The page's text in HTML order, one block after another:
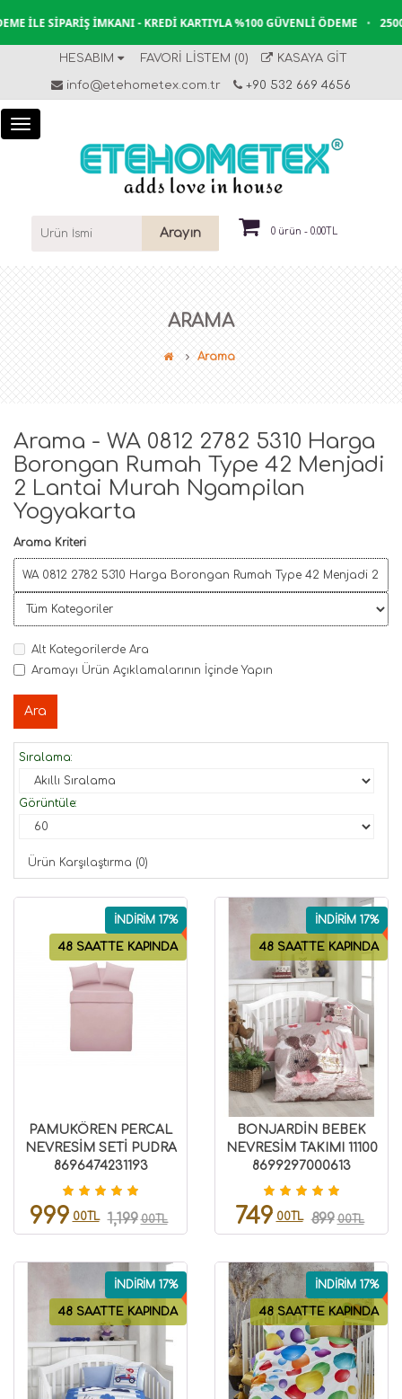
İMKANI - KREDI KARTIYLA %100 GÜVENLI ÖDEME • 2500TL VE
HESABIM FAVORI LISTEM (0) KASAYA GIT
info@etehometex.com.tr +90 532 669 4656
Arayın 0 ürün - 0.00TL
ARAMA
Arama
Arama - WA 0812 2782 5310 Harga
Borongan Rumah Type 42 Menjadi
2 Lantai Murah Ngampilan
Yogyakarta
Arama Kriteri
Alt Kategorilerde Ara
Aramayı Ürün Açıklamalarının İçinde Yapın
Sıralama:
Görüntüle:
Ürün Karşılaştırma (0)
48 SAATTE KAPINDA
İNDİRİM 17%
PAMUKÖREN PERCAL
NEVRESİM SETİ PUDRA
8696474231193
999 00TL 1,199 00TL
48 SAATTE KAPINDA
İNDİRİM 17%
BONJARDİN BEBEK
NEVRESİM TAKIMI 11100
8699297000613
749 00TL 899 00TL
48 SAATTE KAPINDA
İNDİRİM 17%
48 SAATTE KAPINDA
İNDİRİM 17%